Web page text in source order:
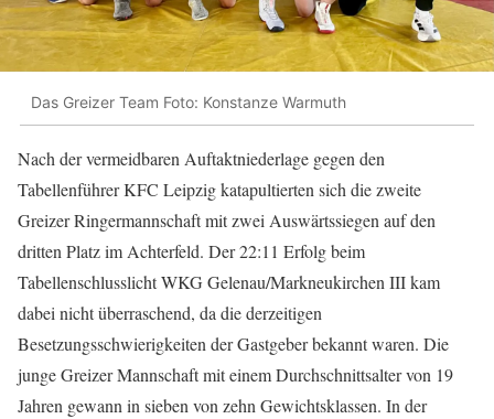
Das Greizer Team Foto: Konstanze Warmuth
Nach der vermeidbaren Auftaktniederlage gegen den
Tabellenführer KFC Leipzig katapultierten sich die zweite
Greizer Ringermannschaft mit zwei Auswärtssiegen auf den
dritten Platz im Achterfeld. Der 22:11 Erfolg beim
Tabellenschlusslicht WKG Gelenau/Markneukirchen III kam
dabei nicht überraschend, da die derzeitigen
Besetzungsschwierigkeiten der Gastgeber bekannt waren. Die
junge Greizer Mannschaft mit einem Durchschnittsalter von 19
Jahren gewann in sieben von zehn Gewichtsklassen. In der